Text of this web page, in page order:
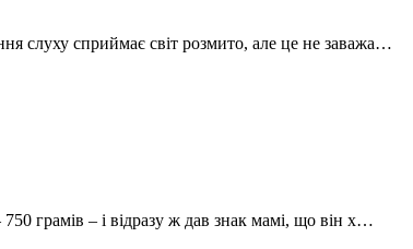
слуху сприймає світ розмито, але це не заважа…
грамів – і відразу ж дав знак мамі, що він х…